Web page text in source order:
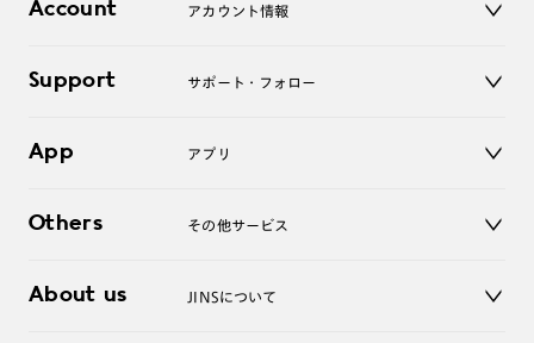
アクセサリー
オンラインショップ
Account アカウント情報
ログアウト
Support サポート・フォロー
よくあるご質問
お問い合わせ
App アプリ
Others その他サービス
レンズ交換
About us JINSについて